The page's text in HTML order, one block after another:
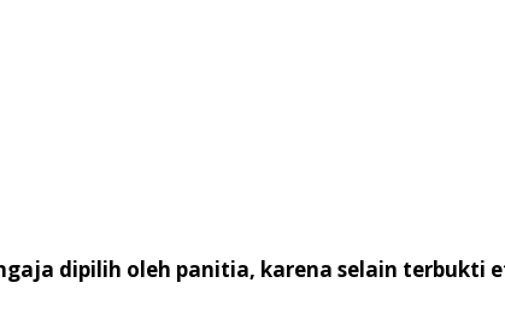
dipilih oleh panitia, karena selain terbukti